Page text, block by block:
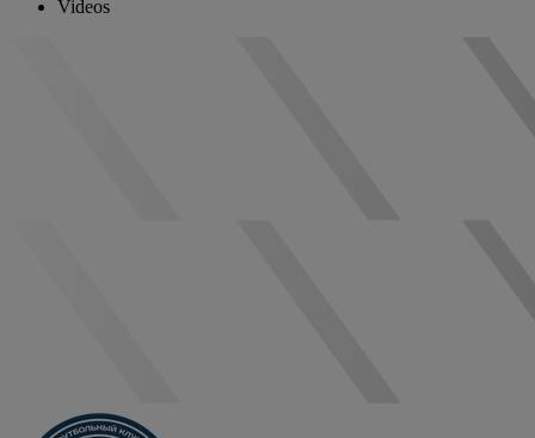
Videos